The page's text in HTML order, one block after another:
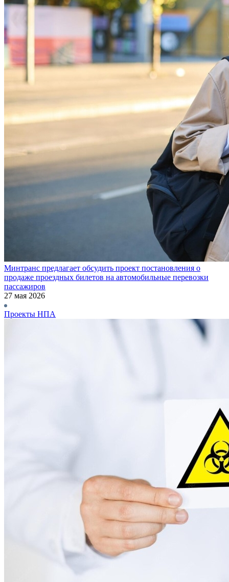
Минтранс предлагает обсудить проект постановления о
продаже проездных билетов на автомобильные перевозки
пассажиров
27 мая 2026
Проекты НПА